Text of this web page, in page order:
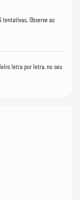
tentativas. Observe as
letra por letra, no seu